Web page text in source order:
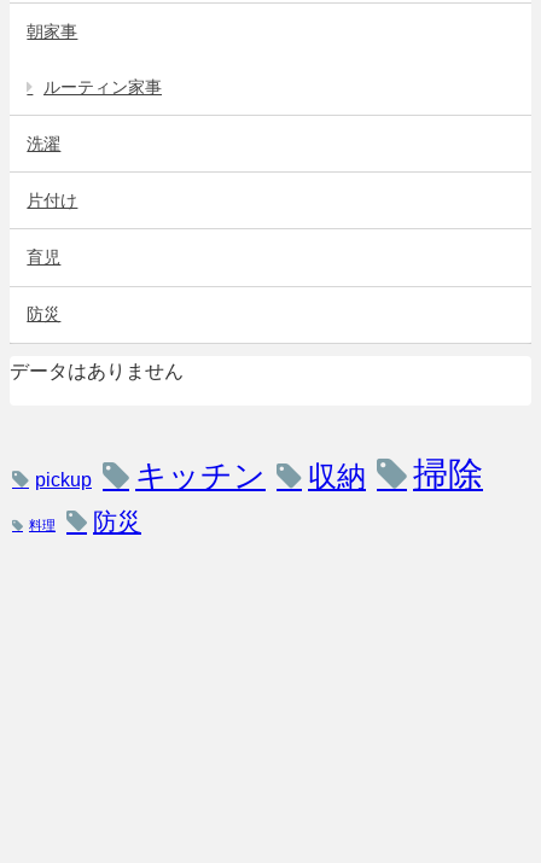
朝家事
ルーティン家事
洗濯
片付け
育児
防災
データはありません
pickup キッチン 収納 掃除
料理 防災